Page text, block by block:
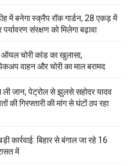
में बनेगा स्क्रैप रॉक गार्डन, 28 एकड़ में
संरक्षण को मिलेगा बढ़ावा
चोरी कांड का खुलासा,
वाहन और चोरी का माल बरामद
ली जान, पेट्रोल से झुलसे सहोदर यादव
गिरफ्तारी की मांग से घंटों ठप रहा
कार्रवाई: बिहार से बंगाल जा रहे 16
में